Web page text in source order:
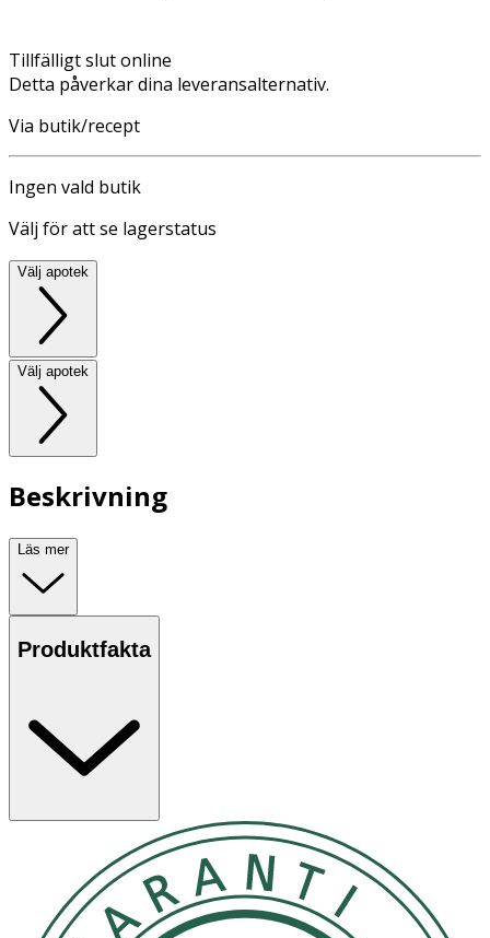
Tillfälligt slut online
Detta påverkar dina leveransalternativ.
Via butik/recept
Ingen vald butik
Välj för att se lagerstatus
Välj apotek
Välj apotek
Beskrivning
Läs mer
Produktfakta